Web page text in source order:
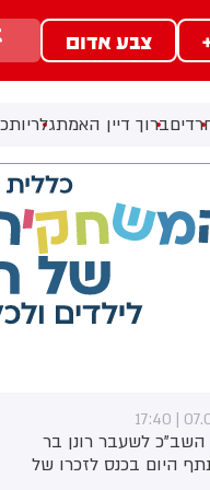
צבע אדום
ברוך דיין האמתגלריות
לשעבר רונן בר
היום בכנס לזכרו של